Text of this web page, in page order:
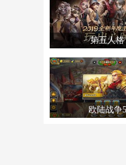
第五人格
欧陆战争5